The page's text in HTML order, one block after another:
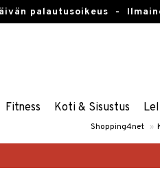
palautusoikeus -
Fitness Koti & Sisustus
Shopping4net »